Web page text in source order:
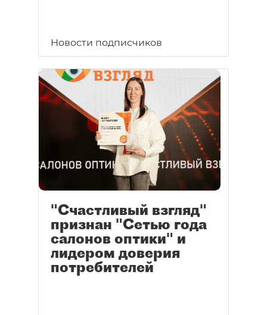
Новости подписчиков
"Счастливый взгляд"
признан "Сетью года
салонов оптики" и
лидером доверия
потребителей